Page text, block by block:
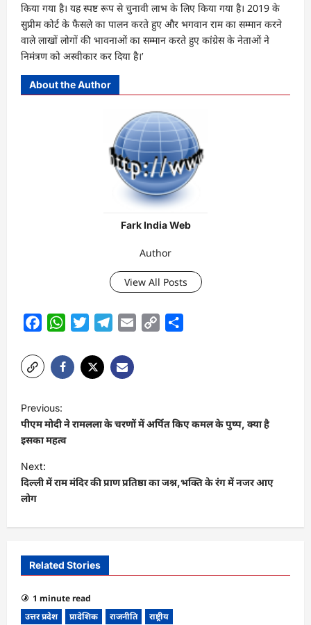
किया गया है। यह स्पष्ट रूप से चुनावी लाभ के लिए किया गया है। 2019 के
सुप्रीम कोर्ट के फैसले का पालन करते हुए और भगवान राम का सम्मान करने
वाले लाखों लोगों की भावनाओं का सम्मान करते हुए कांग्रेस के नेताओं ने
निमंत्रण को अस्वीकार कर दिया है।’
About the Author
Fark India Web
Author
View All Posts
FacebookWhatsAppTwitterTelegram
Email
Copy
P
o
s
t
n
a
v
g
a
t
Previous:
पीएम मोदी ने रामलला के चरणों में अर्पित किए कमल के पुष्प, क्या है
इसका महत्व
Next:
दिल्ली में राम मंदिर की प्राण प्रतिष्ठा का जश्न,भक्ति के रंग में नजर आए
लोग
Related Stories
1 minute read
उत्तर प्रदेश
प्रादेशिक राजनीति राष्ट्रीय